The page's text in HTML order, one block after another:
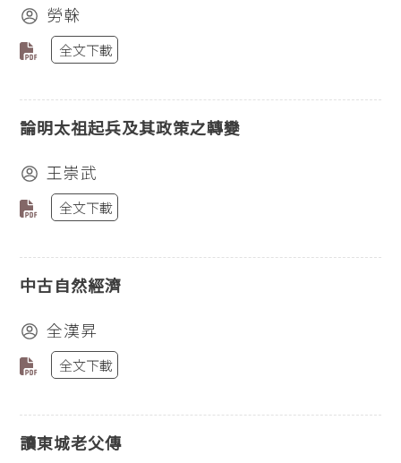
勞榦
全文下載
論明太祖起兵及其政策之轉變
王崇武
全文下載
中古自然經濟
全漢昇
全文下載
讀東城老父傳